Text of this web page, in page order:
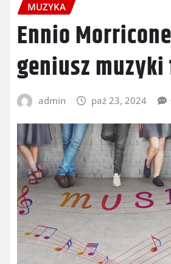
MUZYKA
Ennio
geniusz
admin paź 23, 2024